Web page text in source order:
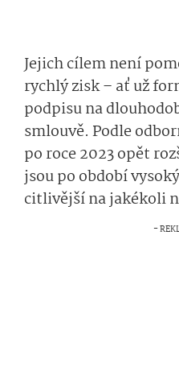
Jejich cílem není
rychlý zisk – ať už
podpisu na
smlouvě. Podle
po roce 2023 opět
jsou po období
citlivější na jakékoli